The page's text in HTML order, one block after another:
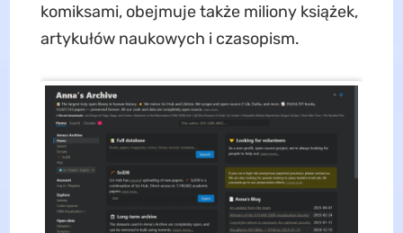
komiksami, obejmuje także miliony książek,
artykułów naukowych i czasopism.